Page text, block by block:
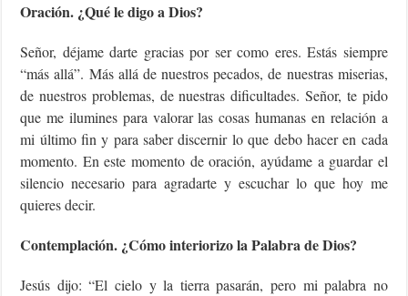
Oración. ¿Qué le digo a Dios?
Señor, déjame darte gracias por ser como eres. Estás siempre
“más allá”. Más allá de nuestros pecados, de nuestras miserias,
de nuestros problemas, de nuestras dificultades. Señor, te pido
que me ilumines para valorar las cosas humanas en relación a
mi último fin y para saber discernir lo que debo hacer en cada
momento. En este momento de oración, ayúdame a guardar el
silencio necesario para agradarte y escuchar lo que hoy me
quieres decir.
Contemplación. ¿Cómo interiorizo la Palabra de Dios?
Jesús dijo: “El cielo y la tierra pasarán, pero mi palabra no